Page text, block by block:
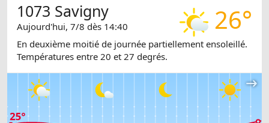
26°
1073 Savigny
Aujourd'hui, 7/8 dès 14:40
En deuxième moitié de journée partiellement ensoleillé.
Températures entre 20 et 27 degrés.